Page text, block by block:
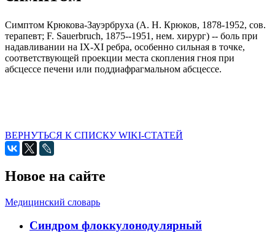
Симптом Крюкова-Зауэрбруха (А. Н. Крюков, 1878-1952, сов.
терапевт; F. Sauerbruch, 1875--1951, нем. хирург) -- боль при
надавливании на IX-XI ребра, особенно сильная в точке,
соответствующей проекции места скопления гноя при
абсцессе печени или поддиафрагмальном абсцессе.
ВЕРНУТЬСЯ К СПИСКУ WIKI-СТАТЕЙ
Новое на сайте
Медицинский словарь
Cиндром флоккулонодулярный